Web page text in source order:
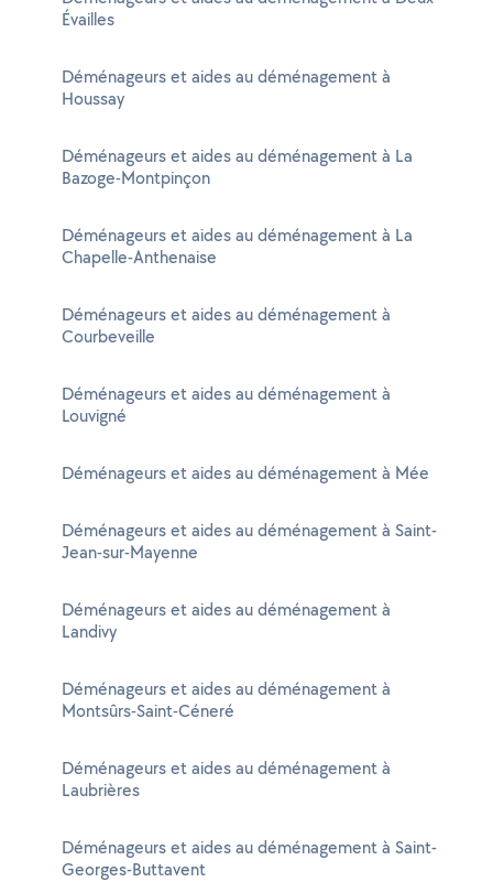
Évailles
Déménageurs et aides au déménagement à
Houssay
Déménageurs et aides au déménagement à La
Bazoge-Montpinçon
Déménageurs et aides au déménagement à La
Chapelle-Anthenaise
Déménageurs et aides au déménagement à
Courbeveille
Déménageurs et aides au déménagement à
Louvigné
Déménageurs et aides au déménagement à Mée
Déménageurs et aides au déménagement à Saint-
Jean-sur-Mayenne
Déménageurs et aides au déménagement à
Landivy
Déménageurs et aides au déménagement à
Montsûrs-Saint-Céneré
Déménageurs et aides au déménagement à
Laubrières
Déménageurs et aides au déménagement à Saint-
Georges-Buttavent